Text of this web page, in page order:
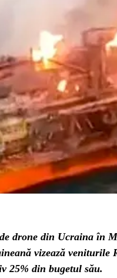
drone din Ucraina în
vizează veniturile
25% din bugetul său.